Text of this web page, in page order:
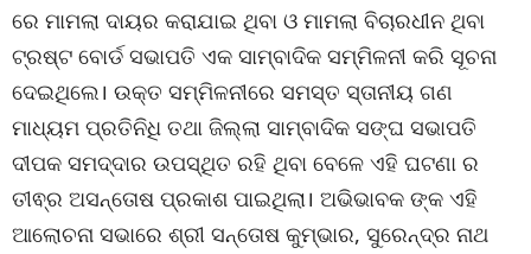
ରେ ମାମଲା ଦାୟର କରାଯାଇ ଥିବା ଓ ମାମଲା ବିଚାରଧୀନ ଥିବା
ଟ୍ରଷ୍ଟ ବୋର୍ଡ ସଭାପତି ଏକ ସାମ୍ବାଦିକ ସମ୍ମିଳନୀ କରି ସୂଚନା
ଦେଇଥିଲେ। ଉକ୍ତ ସମ୍ମିଳନୀରେ ସମସ୍ତ ସ୍ତାନୀୟ ଗଣ
ମାଧ୍ୟମ ପ୍ରତିନିଧି ତଥା ଜିଲ୍ଲା ସାମ୍ବାଦିକ ସଙ୍ଘ ସଭାପତି
ଦୀପକ ସମଦ୍ଦାର ଉପସ୍ଥିତ ରହି ଥିବା ବେଳେ ଏହି ଘଟଣା ର
ତୀଵ୍ର ଅସନ୍ତୋଷ ପ୍ରକାଶ ପାଇଥିଲା। ଅଭିଭାବକ ଙ୍କ ଏହି
ଆଲୋଚନା ସଭାରେ ଶ୍ରୀ ସନ୍ତୋଷ କୁମ୍ଭାର, ସୁରେନ୍ଦ୍ର ନାଥ